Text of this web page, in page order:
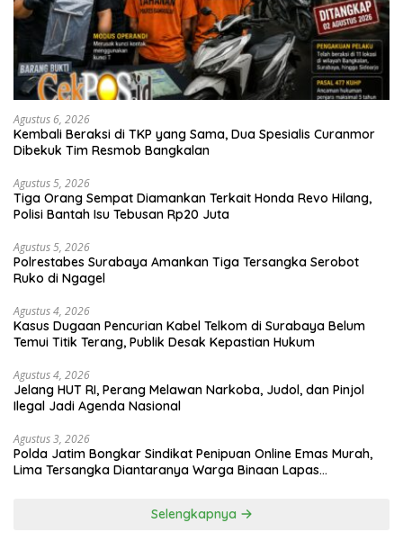
Agustus 6, 2026
Kembali Beraksi di TKP yang Sama, Dua Spesialis Curanmor
Dibekuk Tim Resmob Bangkalan
Agustus 5, 2026
Tiga Orang Sempat Diamankan Terkait Honda Revo Hilang,
Polisi Bantah Isu Tebusan Rp20 Juta
Agustus 5, 2026
Polrestabes Surabaya Amankan Tiga Tersangka Serobot
Ruko di Ngagel
Agustus 4, 2026
Kasus Dugaan Pencurian Kabel Telkom di Surabaya Belum
Temui Titik Terang, Publik Desak Kepastian Hukum
Agustus 4, 2026
Jelang HUT RI, Perang Melawan Narkoba, Judol, dan Pinjol
Ilegal Jadi Agenda Nasional
Agustus 3, 2026
Polda Jatim Bongkar Sindikat Penipuan Online Emas Murah,
Lima Tersangka Diantaranya Warga Binaan Lapas
Selengkapnya